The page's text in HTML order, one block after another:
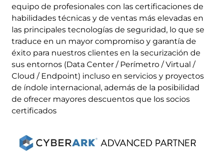
equipo de profesionales con las certificaciones de
habilidades técnicas y de ventas más elevadas en
las principales tecnologías de seguridad, lo que se
traduce en un mayor compromiso y garantía de
éxito para nuestros clientes en la securización de
sus entornos (Data Center / Perímetro / Virtual /
Cloud / Endpoint) incluso en servicios y proyectos
de índole internacional, además de la posibilidad
de ofrecer mayores descuentos que los socios
certificados